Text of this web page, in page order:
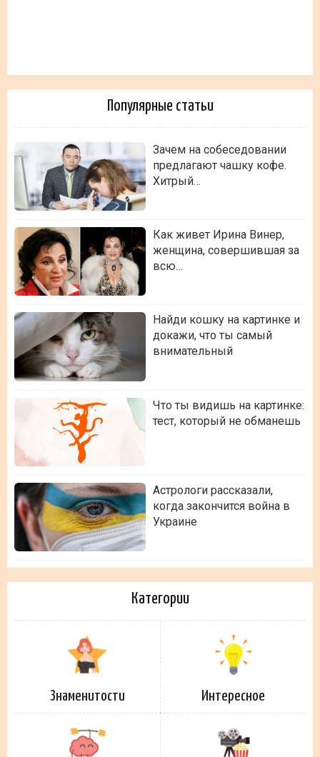
Популярные статьи
Зачем на собеседовании
предлагают чашку кофе.
Хитрый…
Как живет Ирина Винер,
женщина, совершившая за
всю…
Найди кошку на картинке и
докажи, что ты самый
внимательный
Что ты видишь на картинке:
тест, который не обманешь
Астрологи рассказали,
когда закончится война в
Украине
Категории
Знаменитости Интересное